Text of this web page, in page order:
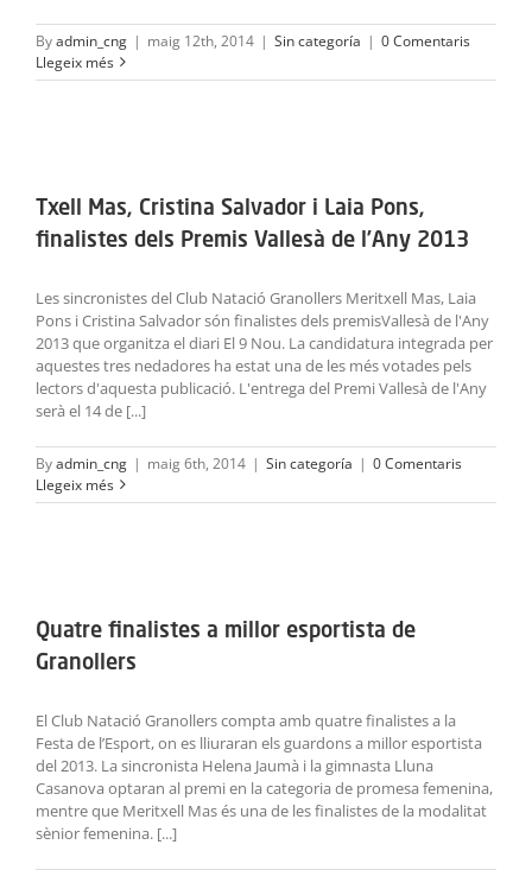
Byadmin_cng | maig 12th, 2014 | Sin categoría | 0 Comentaris
Llegeix més
Txell Mas, Cristina Salvador i Laia Pons,
finalistes dels Premis Vallesà de l’Any 2013
Les sincronistes del Club Natació Granollers Meritxell Mas, Laia
Pons i Cristina Salvador són finalistes dels premisVallesà de l'Any
2013 que organitza el diari El 9 Nou. La candidatura integrada per
aquestes tres nedadores ha estat una de les més votades pels
lectors d'aquesta publicació. L'entrega del Premi Vallesà de l'Any
serà el 14 de [...]
Byadmin_cng | maig 6th, 2014 | Sin categoría | 0 Comentaris
Llegeix més
Quatre finalistes a millor esportista de
Granollers
El Club Natació Granollers compta amb quatre finalistes a la
Festa de l’Esport, on es lliuraran els guardons a millor esportista
del 2013. La sincronista Helena Jaumà i la gimnasta Lluna
Casanova optaran al premi en la categoria de promesa femenina,
mentre que Meritxell Mas és una de les finalistes de la modalitat
sènior femenina. [...]